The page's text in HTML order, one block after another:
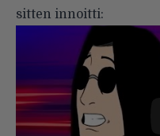
sitten innoitti: